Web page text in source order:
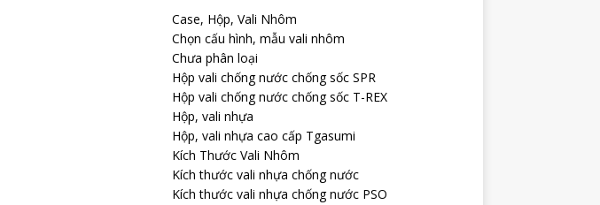
Case, Hộp, Vali Nhôm
Chọn cấu hình, mẫu vali nhôm
Chưa phân loại
Hộp vali chống nước chống sốc SPR
Hộp vali chống nước chống sốc T-REX
Hộp, vali nhựa
Hộp, vali nhựa cao cấp Tgasumi
Kích Thước Vali Nhôm
Kích thước vali nhựa chống nước
Kích thước vali nhựa chống nước PSO